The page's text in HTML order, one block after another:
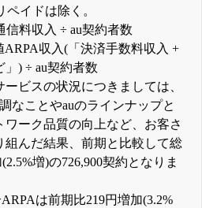
イドは除く。
信料収入 ÷ au契約者数
収入(「決済手数料収入 +
) ÷ au契約者数
ビスの状況につきましては、
なことやauのラインナップと
ーク品質の向上など、お客さ
組んだ結果、前期と比較して総
増)の726,900契約となりま
は前期比219円増加(3.2%